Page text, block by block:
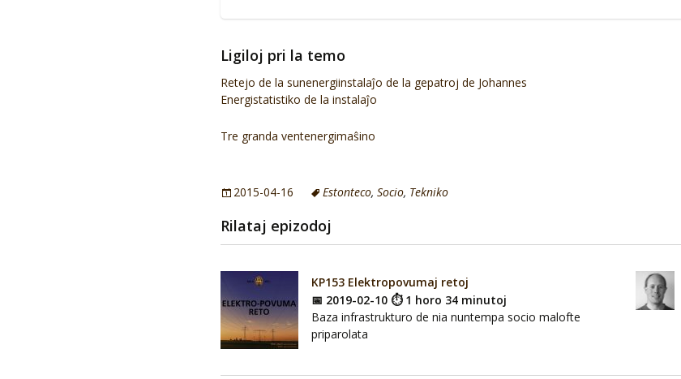
Ligiloj pri la temo
Retejo de la sunenergiinstalaĵo de la gepatroj de Johannes
Energistatistiko de la instalaĵo
Tre granda ventenergimaŝino
2015-04-16 Estonteco, Socio, Tekniko
Rilataj epizodoj
KP153 Elektropovumaj retoj
📅 2019-02-10 ⏱ 1 horo 34 minutoj
Baza infrastrukturo de nia nuntempa socio malofte
priparolata